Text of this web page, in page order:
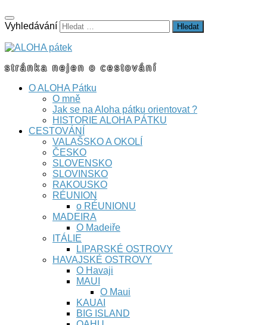
Vyhledávání
stránka nejen o cestování
O ALOHA Pátku
O mně
Jak se na Aloha pátku orientovat ?
HISTORIE ALOHA PÁTKU
CESTOVÁNÍ
VALAŠSKO A OKOLÍ
ČESKO
SLOVENSKO
SLOVINSKO
RAKOUSKO
RÉUNION
o RÉUNIONU
MADEIRA
O Madeiře
ITÁLIE
LIPARSKÉ OSTROVY
HAVAJSKÉ OSTROVY
O Havaji
MAUI
O Maui
KAUAI
BIG ISLAND